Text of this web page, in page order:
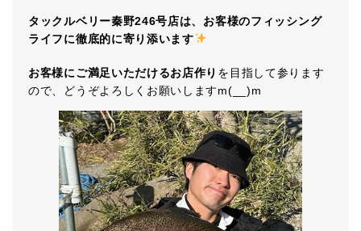
タックルベリー秦野246号店は、お客様のフィッシング
ライフに徹底的に寄り添います
お客様にご満足いただけるお店作り を目指して参ります
ので、どうぞよろしくお願いしますm(__)m